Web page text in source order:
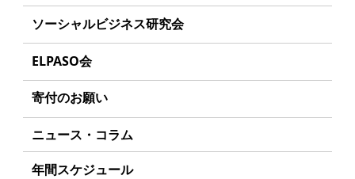
起業を考えているみなさんへ
応援したいみなさんへ
組織
年間スケジュール
定款
個人情報保護方針
アクセス
給付型奨学金とは
事業方針
ソーシャルビジネスとは
受賞者一覧
ソーシャルビジネス研究会
研究会のねらい
研究会一覧
ELPASO会
ELPASO会とは
会員限定ページ
寄付のお願い
お手続き
寄付支援者
ニュース・コラム
年間スケジュール